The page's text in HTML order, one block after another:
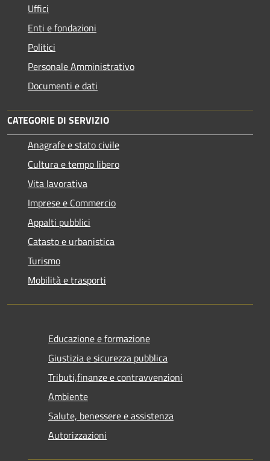
Uffici
Enti e fondazioni
Politici
Personale Amministrativo
Documenti e dati
CATEGORIE DI SERVIZIO
Anagrafe e stato civile
Cultura e tempo libero
Vita lavorativa
Imprese e Commercio
Appalti pubblici
Catasto e urbanistica
Turismo
Mobilità e trasporti
Educazione e formazione
Giustizia e sicurezza pubblica
Tributi,finanze e contravvenzioni
Ambiente
Salute, benessere e assistenza
Autorizzazioni